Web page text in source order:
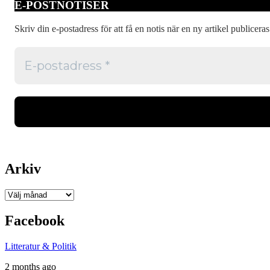
E-POSTNOTISER
Skriv din e-postadress för att få en notis när en ny artikel
Arkiv
Arkiv
Facebook
Litteratur & Politik
2 months ago